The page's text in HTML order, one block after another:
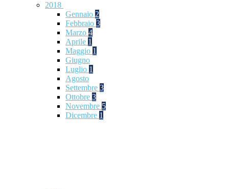
2018
Gennaio 2
Febbraio 3
Marzo 4
Aprile 1
Maggio 1
Giugno
Luglio 1
Agosto
Settembre 3
Ottobre 3
Novembre 5
Dicembre 1